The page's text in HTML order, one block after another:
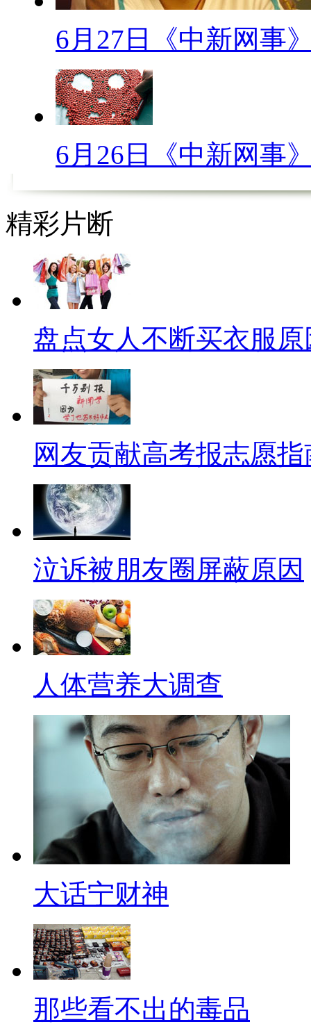
稍微前倾，张开嘴巴，用嘴呼
后脑勺方向挤压十分钟，以稍
很多妈妈做饭时被油溅到，
荷成分能让患处暂时感觉清凉
同样，涂大酱、酱油也是不对
制高温对皮肤的损伤，并用纱
吃鱼不小心被鱼刺卡住喉咙
几口饭把鱼刺给弄出来？这些
化鱼刺，吞咽食物还可能造成
见的刺直接用手或镊子取出来
来吧！
不小心切到手了，很多人习
认为这样的捆扎方式能够很好
时间一长就会导致肢体肿胀、
应该在第一时间用清水清洁污
按压5至10分钟，待止住血后
间用力捆扎伤口哦！
【口播】真是不看不知道，
都有过，没想到啊，原来这么
后再遇到类似的情况，国宏一
给大家说的这些急救误区小伙
方法来急救了哦!
四个土豪比谁有钱，浙江土
日本的。上海土豪说:我家有两
我经常开宝马和我爸飙车，兰
说：每次赌球我都买中国队赢
有钱！
【萌熊猫“越狱”】
一位摄影师在四川雅安碧峰
景。一只大熊猫似乎受够了没
犯”给自己做垫脚石。抓着铁
体重，跌回园内摔了个四脚朝
的小兄弟，人贵有自知，你那
6月27日《中新网事
6月26日《中新网事
精彩片断
盘点女人不断买衣服原
网友贡献高考报志愿指
泣诉被朋友圈屏蔽原因
人体营养大调查
大话宁财神
那些看不出的毒品